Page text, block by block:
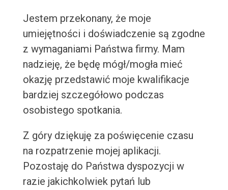
Jestem przekonany, że moje
umiejętności i doświadczenie są zgodne
z wymaganiami Państwa firmy. Mam
nadzieję, że będę mógł/mogła mieć
okazję przedstawić moje kwalifikacje
bardziej szczegółowo podczas
osobistego spotkania.
Z góry dziękuję za poświęcenie czasu
na rozpatrzenie mojej aplikacji.
Pozostaję do Państwa dyspozycji w
razie jakichkolwiek pytań lub